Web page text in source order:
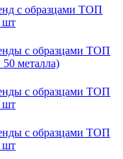
с образцами ТОП
шт
с образцами ТОП
металла)
с образцами ТОП
шт
с образцами ТОП
шт